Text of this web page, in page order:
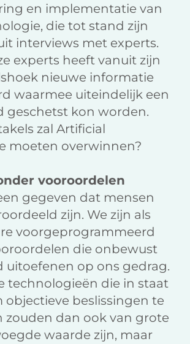
en implementatie van
die tot stand zijn
interviews met experts.
experts heeft vanuit zijn
nieuwe informatie
waarmee uiteindelijk een
geschetst kon worden.
zal Artificial
moeten overwinnen?
vooroordelen
gegeven dat mensen
zijn. We zijn als
voorgeprogrammeerd
die onbewust
uitoefenen op ons gedrag.
technologieën die in staat
objectieve beslissingen te
zouden dan ook van grote
waarde zijn, maar